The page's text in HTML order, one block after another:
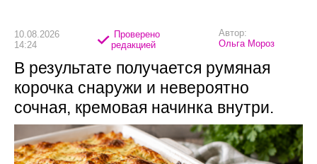
10.08.2026
14:24
Проверено
редакцией
Автор:
Ольга Мороз
В результате получается румяная
корочка снаружи и невероятно
сочная, кремовая начинка внутри.